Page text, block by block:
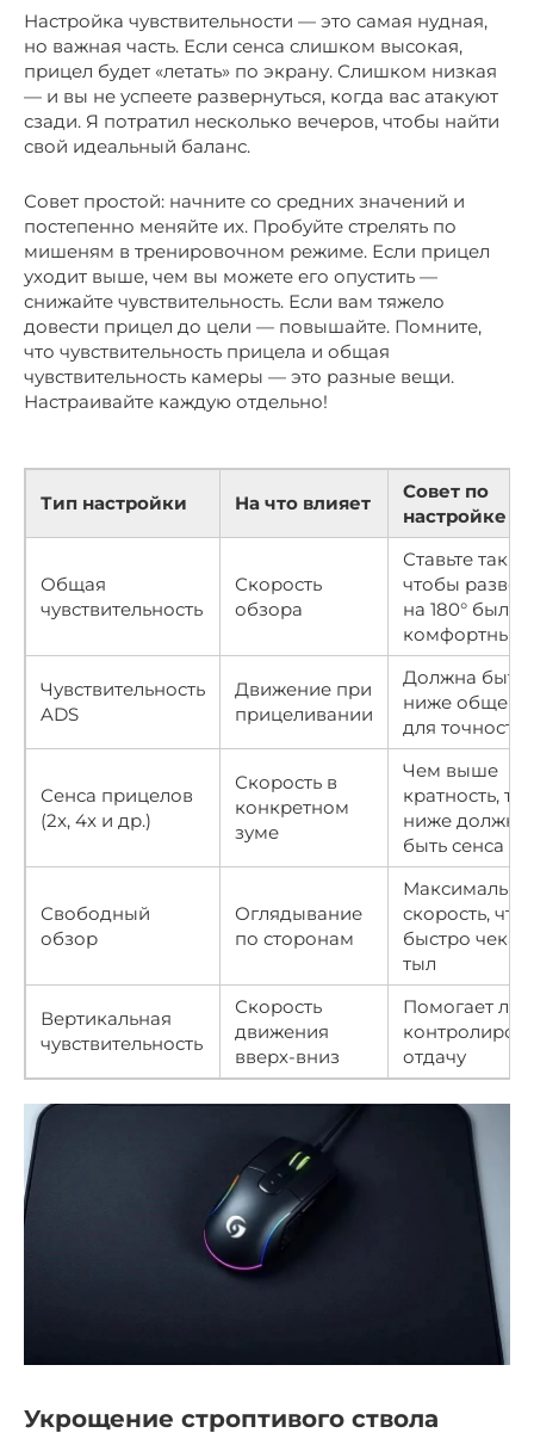
Настройка чувствительности — это самая нудная,
но важная часть. Если сенса слишком высокая,
прицел будет «летать» по экрану. Слишком низкая
— и вы не успеете развернуться, когда вас атакуют
сзади. Я потратил несколько вечеров, чтобы найти
свой идеальный баланс.
Совет простой: начните со средних значений и
постепенно меняйте их. Пробуйте стрелять по
мишеням в тренировочном режиме. Если прицел
уходит выше, чем вы можете его опустить —
снижайте чувствительность. Если вам тяжело
довести прицел до цели — повышайте. Помните,
что чувствительность прицела и общая
чувствительность камеры — это разные вещи.
Настраивайте каждую отдельно!
Тип настройки На что влияет
Совет по
настройке
Общая
чувствительность
Скорость
обзора
Ставьте так,
чтобы
на 180° был
комфортным
Чувствительность
ADS
Движение при
прицеливании
Должна быть
ниже общей
для точности
Сенса прицелов
(2x, 4x и др.)
Скорость в
конкретном
зуме
Чем выше
кратность,
ниже должна
быть сенса
Свободный
обзор
Оглядывание
по сторонам
скорость,
быстро
тыл
Вертикальная
чувствительность
Скорость
движения
вверх-вниз
Помогает
отдачу
Укрощение строптивого ствола